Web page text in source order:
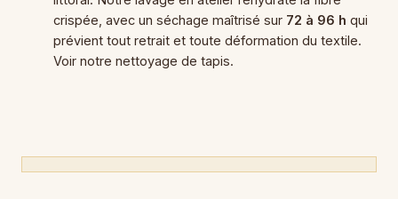
crispée, avec un séchage maîtrisé sur 72 à 96 h qui
prévient tout retrait et toute déformation du textile.
Voir notre nettoyage de tapis.